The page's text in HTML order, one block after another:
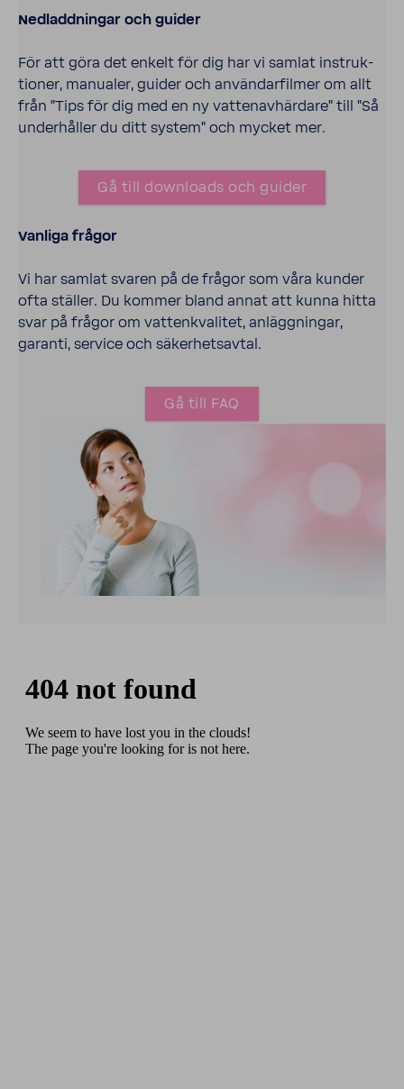
Nedladd­ningar och guider
För att göra det enkelt för dig har vi samlat instruk­
tioner, manu­aler, guider och använ­dar­filmer om allt
från "Tips för dig med en ny vatten­av­här­dare" till "Så
under­håller du ditt system" och mycket mer.
Gå till down­loads och guider
Vanliga frågor
Vi har samlat svaren på de frågor som våra kunder
ofta ställer. Du kommer bland annat att kunna hitta
svar på frågor om vatten­kva­litet, anlägg­ningar,
garanti, service och säker­hets­avtal.
Gå till FAQ